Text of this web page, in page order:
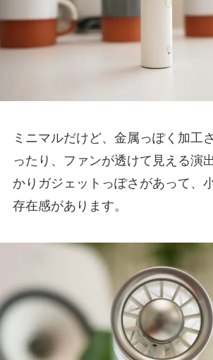
ミニマルだけど、金属っぽく加工
ったり、ファンが透けて見える演
かりガジェットっぽさがあって、
存在感があります。